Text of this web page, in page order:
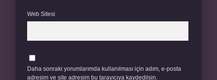
Web Sitesi
Daha sonraki yorumlarımda kullanılması için adım, e-posta
adresim ve site adresim bu tarayıcıya kaydedilsin.